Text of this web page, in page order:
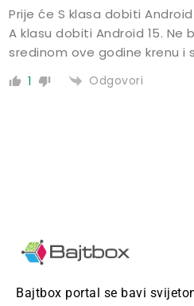
Prije će S klasa dobiti
A klasu dobiti Android 15. Ne
sredinom ove godine krenu i
1 Odgovori
Bajtbox portal se bavi